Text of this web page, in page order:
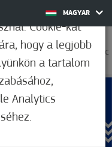
MAGYAR
22,2°C
Cookie-kat
hogy a legjobb
a tartalom
Analytics